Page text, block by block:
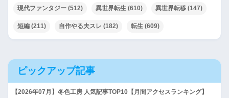
現代ファンタジー (512) 異世界転生 (610) 異世界転移 (147)
短編 (211) 自作やる夫スレ (182) 転生 (609)
ピックアップ記事
【2026年07月】冬色工房 人気記事TOP10【月間アクセスランキング】